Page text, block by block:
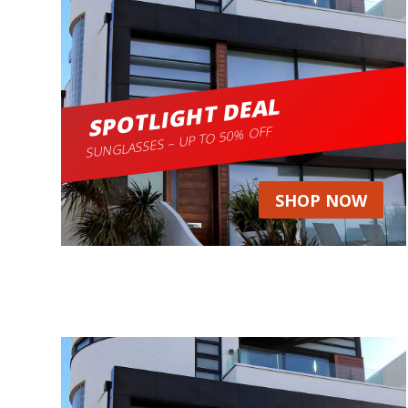
SPOTLIGHT DEAL
SUNGLASSES – UP TO 50% OFF
SHOP NOW